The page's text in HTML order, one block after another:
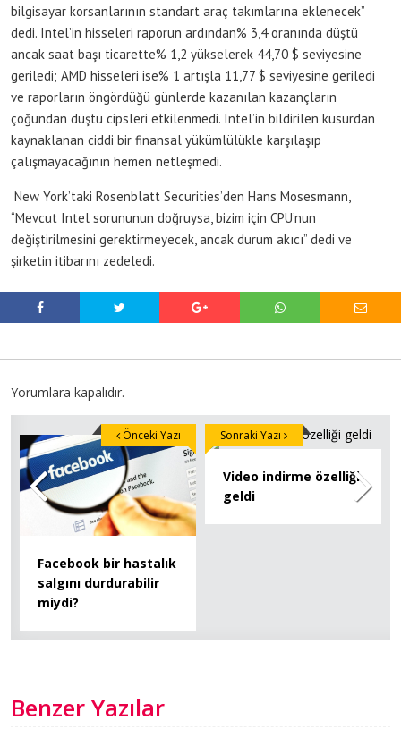
bilgisayar korsanlarının standart araç takımlarına eklenecek”
dedi. Intel’in hisseleri raporun ardından% 3,4 oranında düştü
ancak saat başı ticarette% 1,2 yükselerek 44,70 $ seviyesine
geriledi; AMD hisseleri ise% 1 artışla 11,77 $ seviyesine geriledi
ve raporların öngördüğü günlerde kazanılan kazançların
çoğundan düştü cipsleri etkilenmedi. Intel’in bildirilen kusurdan
kaynaklanan ciddi bir finansal yükümlülükle karşılaşıp
çalışmayacağının hemen netleşmedi.
New York’taki Rosenblatt Securities’den Hans Mosesmann,
“Mevcut Intel sorununun doğruysa, bizim için CPU’nun
değiştirilmesini gerektirmeyecek, ancak durum akıcı” dedi ve
şirketin itibarını zedeledi.
Yorumlara kapalıdır.
Facebook bir hastalık
salgını durdurabilir
miydi?
Önceki Yazı
Video indirme özelliği
geldi
Sonraki Yazı
Benzer Yazılar